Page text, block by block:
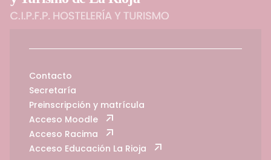
Contacto
Secretaría
Preinscripción y matrícula
Acceso Moodle
Acceso Racima
Acceso Educación La Rioja